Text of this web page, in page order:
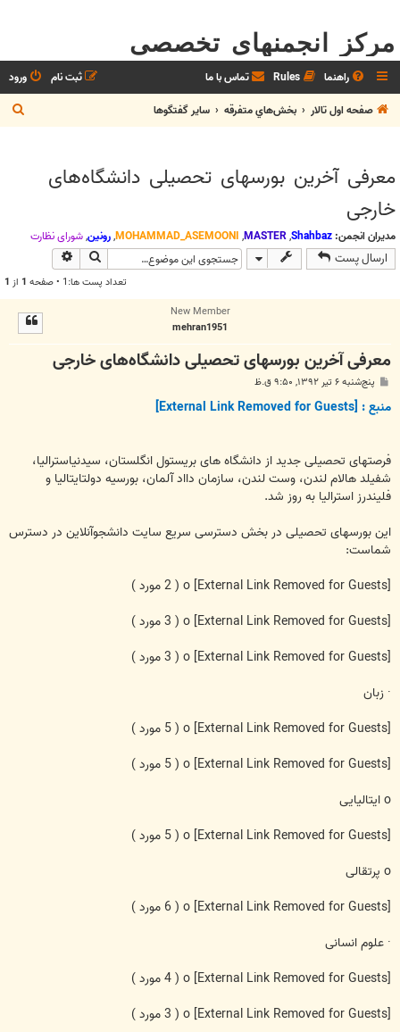
مرکز انجمنهای تخصصی
راهنما Rules تماس با ما ورود
ثبت نام
صفحه اول تالار
بخش‌‌هاي متفرقه ساير گفتگوها
س
معرفی آخرین بورسهای تحصیلی دانشگاه‌های
خارجی
مدیران انجمن: Shahbaz
,
MASTER
,
MOHAMMAD_ASEMOONI
,رونین,شوراي نظارت
ارسال پست جستجو
تعداد پست ها:1 • صفحه 1 از 1
New Member
mehran1951
معرفی آخرین بورسهای تحصیلی دانشگاه‌های خارجی
س
ت
پنج‌شنبه ۶ تیر ۱۳۹۲, ۹:۵۰ ق.ظ
منبع : [External Link Removed for Guests]
فرصتهای تحصیلی جدید از دانشگاه های بریستول انگلستان، سیدنیاسترالیا،
شفیلد هالام لندن، وست لندن، سازمان دااد آلمان، بورسیه دولتایتالیا و
فلیندرز استرالیا به روز شد.
این بورسهای تحصیلی در بخش دسترسی سریع سایت دانشجوآنلاین در دسترس
شماست:
o [External Link Removed for Guests]
( 2 مورد )
o [External Link Removed for Guests]
( 3 مورد )
o [External Link Removed for Guests]
( 3 مورد )
· زبان
o [External Link Removed for Guests]
( 5 مورد )
o [External Link Removed for Guests]
( 5 مورد )
o ایتالیایی
o [External Link Removed for Guests]
( 5 مورد )
o پرتقالی
o [External Link Removed for Guests]
( 6 مورد )
· علوم انسانی
o [External Link Removed for Guests]
( 4 مورد )
o [External Link Removed for Guests]
( 3 مورد )